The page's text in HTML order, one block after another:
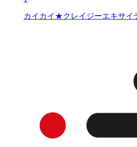
カイカイ★クレイジーエキサイ